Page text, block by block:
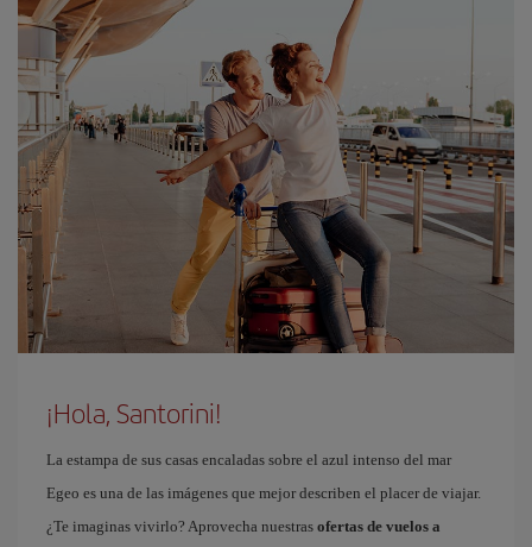
¡Hola, Santorini!
La estampa de sus casas encaladas sobre el azul intenso del mar
Egeo es una de las imágenes que mejor describen el placer de viajar.
¿Te imaginas vivirlo? Aprovecha nuestras ofertas de vuelos a